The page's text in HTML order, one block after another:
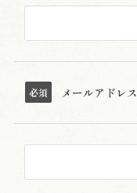
必須 メールアドレス